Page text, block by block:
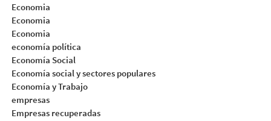
Economia
Economia
Economia
economía política
Economía Social
Economía social y sectores populares
Economía y Trabajo
empresas
Empresas recuperadas